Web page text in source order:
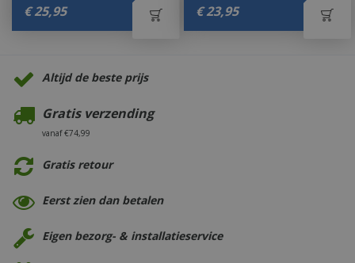
€25,95 € 23,95
Altijd de beste prijs
Gratis verzending
vanaf €74,99
Gratis retour
Eerst zien dan betalen
Eigen bezorg- & installatieservice